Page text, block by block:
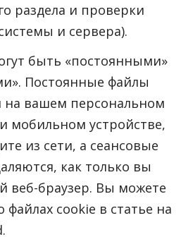
раздела и проверки
и сервера).
быть «постоянными»
Постоянные файлы
на вашем персональном
мобильном устройстве,
из сети, а сеансовые
как только вы
веб-браузер. Вы можете
файлах cookie в статье на